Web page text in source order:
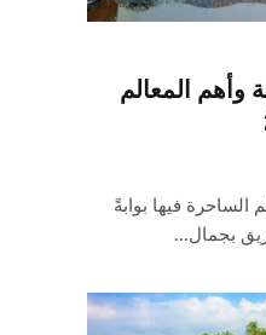
وأهم المعالم
الساحرة فيها بوابةً
بجمال…